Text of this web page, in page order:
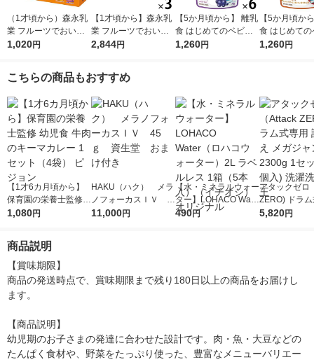
（1才頃から）森永乳
業 フルーツでおいし
いやさいジュレ 70g×
料
1,020円
【1才頃から】森永乳
業 フルーツでおいし
いやさいジュレ 70g×
料
2,844円
【5か月頃から】 離乳
食 はじめてのベビー
フード ぶどうとりん
1,260円
【5か月頃か
食 はじめての
フード 緑黄
1,260円
こちらの商品もおすすめ
【1才6カ月頃から】
保育園の栄養士監修
幼児食 牛肉のキーマ
1,080円
HAKU（ハク） メラ
ノフォーカスＩＶ 4
5ｇ 資生堂 おまけ
11,000円
【水・ミネラルウォー
ター】LOHACO Wate
r（ロハコウォータ
490円
アタックゼロ
ZERO) ドラ
詰め替え メガ
5,820円
商品説明
【賞味期限】
商品の発送時点で、賞味期限まで残り180日以上の商品をお届けし
ます。
【商品説明】
幼児期のお子さまの発達に合わせた設計です。肉・魚・大豆などの
たんぱく食材や、野菜をたっぷり使った、豊富なメニューバリエー